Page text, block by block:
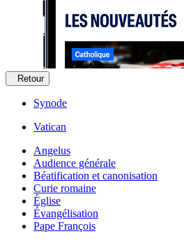
Retour
Synode
Vatican
Angelus
Audience générale
Béatification et canonisation
Curie romaine
Église
Évangélisation
Pape François